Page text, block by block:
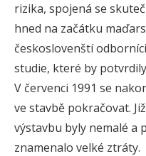
rizika, spojená se
hned na začátku
českoslovenští
studie, které by
V červenci 1991 se
ve stavbě pokračovat.
výstavbu byly nemalé a
znamenalo velké ztráty.